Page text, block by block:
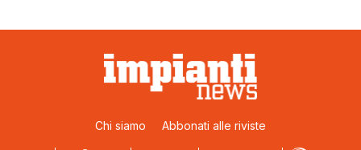
Chi siamo Abbonati alle riviste